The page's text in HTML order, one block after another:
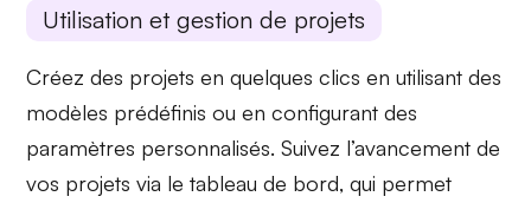
Utilisation et gestion de projets
Créez des projets en quelques clics en utilisant des
modèles prédéfinis ou en configurantdes
paramètres personnalisés. Suivez l’avancement de
vos projets via letableau de bord, qui permet